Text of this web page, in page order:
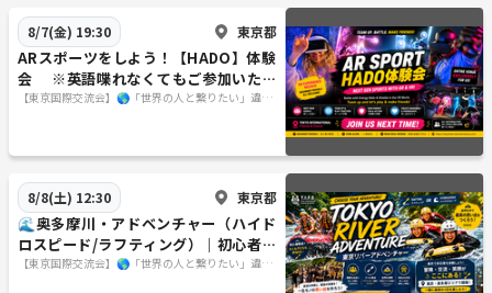
8/7(金) 19:30 東京都
ARスポーツをしよう！【HADO】体験
会 ※英語喋れなくてもご参加いただ
けます。
【東京国際交流会】🌎「世界の人と繋りたい」違う
8/8(土) 12:30 東京都
🌊奥多摩川・アドベンチャー（ハイド
ロスピード/ラフティング）｜初心者大
歓迎・日帰りBBQ付き 🚣‍♂️🔥
【東京国際交流会】🌎「世界の人と繋りたい」違う